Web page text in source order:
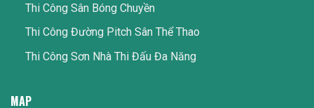
Thi Công Sân Bóng Chuyền
Thi Công Đường Pitch Sân Thể Thao
Thi Công Sơn Nhà Thi Đấu Đa Năng
MAP